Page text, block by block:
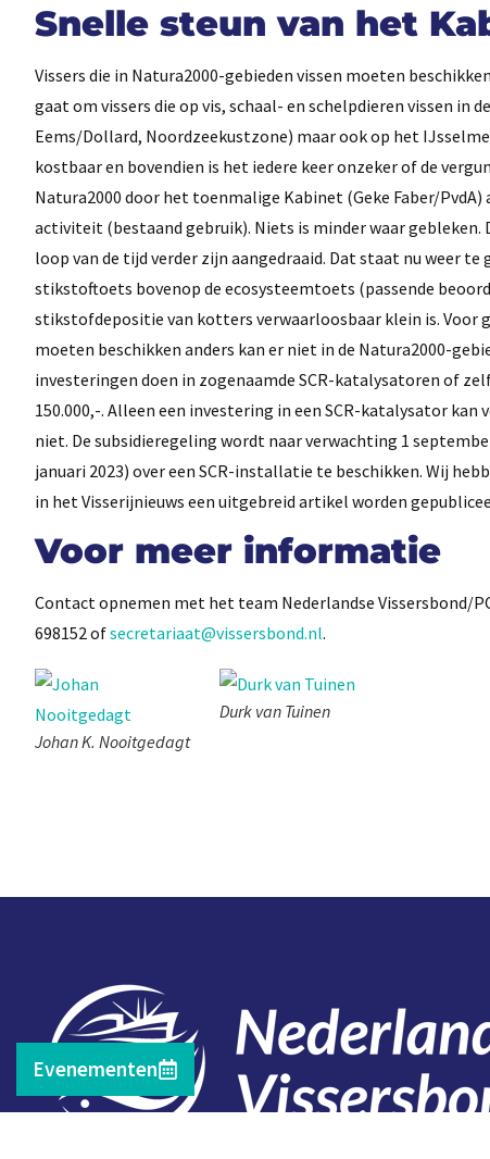
Snelle steun van het
Vissers die in Natura2000-gebieden vissen moeten
gaat om vissers die op vis, schaal- en schelpdieren vissen in
Eems/Dollard, Noordzeekustzone) maar ook op het
kostbaar en bovendien is het iedere keer onzeker of de
Natura2000 door het toenmalige Kabinet (Geke Faber/
activiteit (bestaand gebruik). Niets is minder waar gebleken.
loop van de tijd verder zijn aangedraaid. Dat staat nu weer
stikstoftoets bovenop de ecosysteemtoets (passende
stikstofdepositie van kotters verwaarloosbaar klein is. Voor
moeten beschikken anders kan er niet in de Natura2000-
investeringen doen in zogenaamde SCR-katalysatoren of
150.000,-. Alleen een investering in een SCR-katalysator
niet. De subsidieregeling wordt naar verwachting 1
januari 2023) over een SCR-installatie te beschikken. Wij
in het Visserijnieuws een uitgebreid artikel worden
Voor meer informatie
Contact opnemen met het team Nederlandse Vissersbond/
698152 ofsecretariaat@vissersbond.nl.
Johan K. Nooitgedagt
Durk van Tuinen
Evenementen